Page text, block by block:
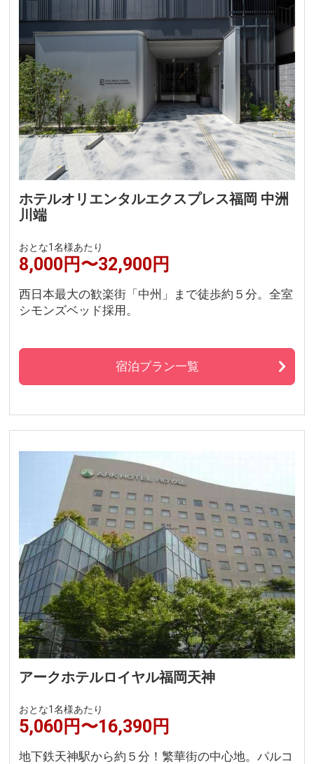
ホテルオリエンタルエクスプレス福岡 中洲
川端
おとな1名様あたり
8,000円〜32,900円
西日本最大の歓楽街「中州」まで徒歩約５分。全室
シモンズベッド採用。
宿泊プラン一覧
アークホテルロイヤル福岡天神
おとな1名様あたり
5,060円〜16,390円
地下鉄天神駅から約５分！繁華街の中心地。パルコ